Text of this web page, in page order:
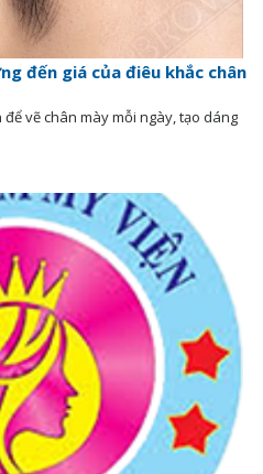
đến giá của điêu khắc chân
vẽ chân mày mỗi ngày, tạo dáng